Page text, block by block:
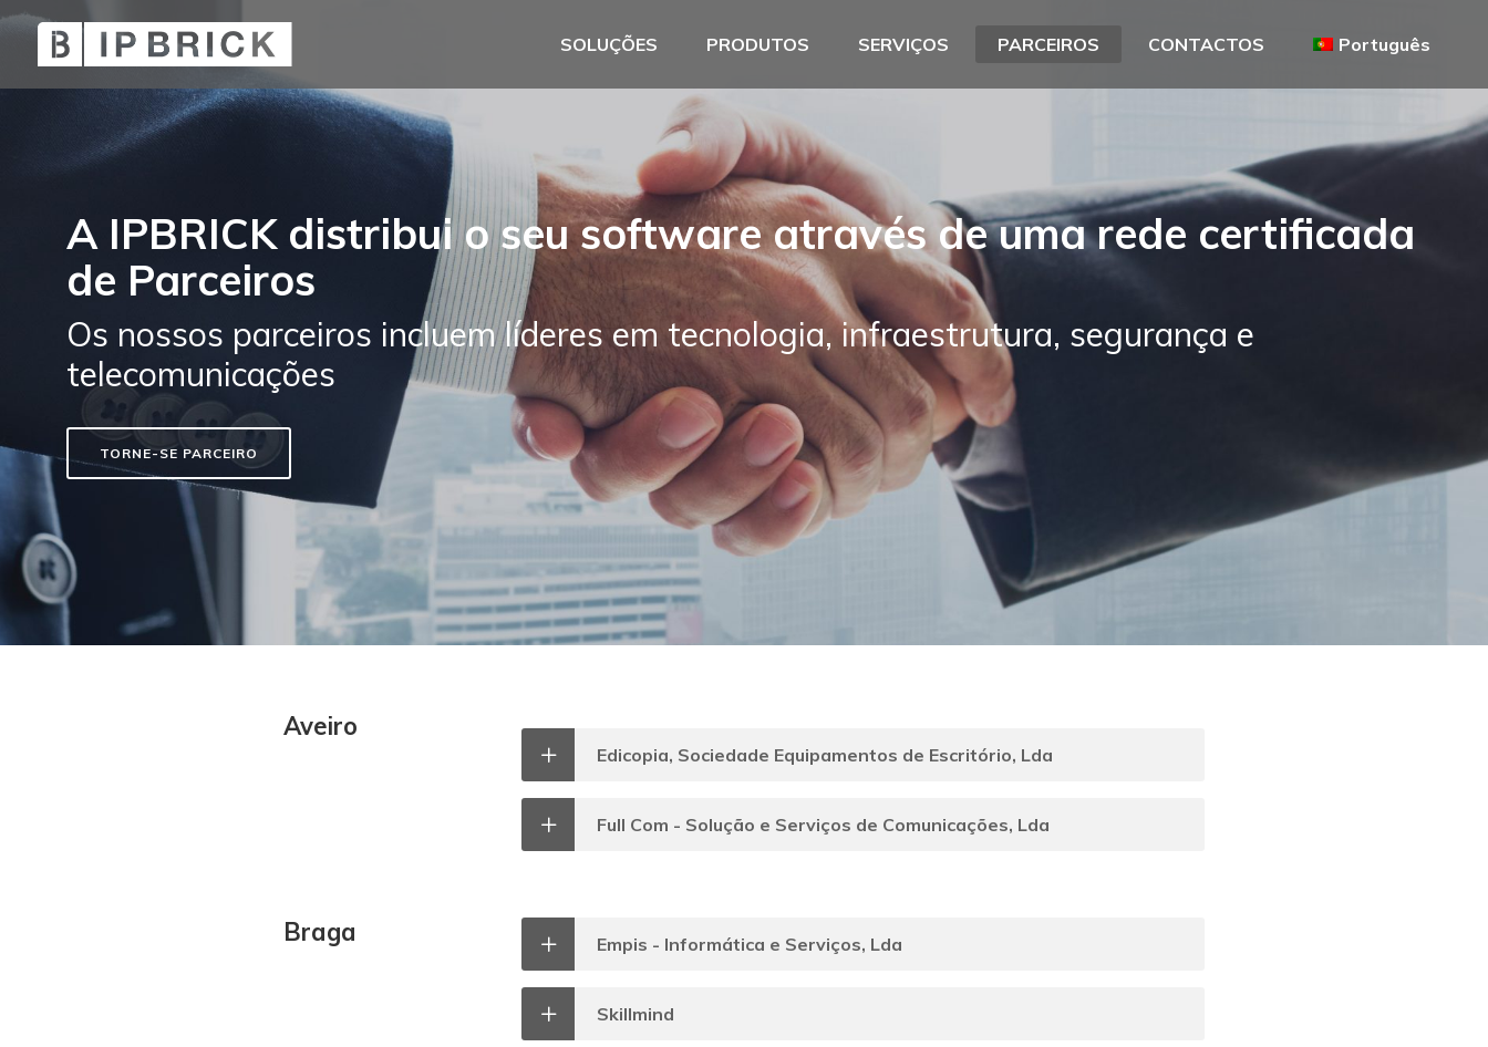
SOLUÇÕES PRODUTOS SERVIÇOS PARCEIROS CONTACTOS Português
A IPBRICK distribui o seu software através de uma rede certificada
de Parceiros
Os nossos parceiros incluem líderes em tecnologia, infraestrutura, segurança e
telecomunicações
TORNE-SE PARCEIRO
Aveiro
Edicopia, Sociedade Equipamentos de Escritório, Lda
Full Com - Solução e Serviços de Comunicações, Lda
Braga Empis - Informática e Serviços, Lda
Skillmind